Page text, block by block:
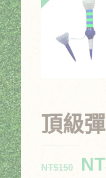
頂級
NT$150
原